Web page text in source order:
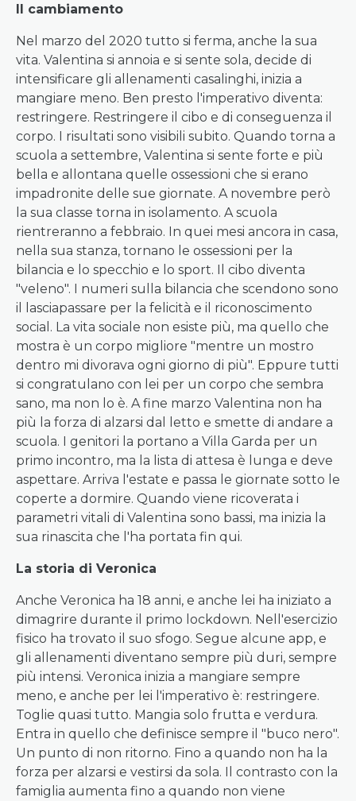
Il cambiamento
Nel marzo del 2020 tutto si ferma, anche la sua
vita. Valentina si annoia e si sente sola, decide di
intensificare gli allenamenti casalinghi, inizia a
mangiare meno. Ben presto l'imperativo diventa:
restringere. Restringere il cibo e di conseguenza il
corpo. I risultati sono visibili subito. Quando torna a
scuola a settembre, Valentina si sente forte e più
bella e allontana quelle ossessioni che si erano
impadronite delle sue giornate. A novembre però
la sua classe torna in isolamento. A scuola
rientreranno a febbraio. In quei mesi ancora in casa,
nella sua stanza, tornano le ossessioni per la
bilancia e lo specchio e lo sport. Il cibo diventa
"veleno". I numeri sulla bilancia che scendono sono
il lasciapassare per la felicità e il riconoscimento
social. La vita sociale non esiste più, ma quello che
mostra è un corpo migliore "mentre un mostro
dentro mi divorava ogni giorno di più". Eppure tutti
si congratulano con lei per un corpo che sembra
sano, ma non lo è. A fine marzo Valentina non ha
più la forza di alzarsi dal letto e smette di andare a
scuola. I genitori la portano a Villa Garda per un
primo incontro, ma la lista di attesa è lunga e deve
aspettare. Arriva l'estate e passa le giornate sotto le
coperte a dormire. Quando viene ricoverata i
parametri vitali di Valentina sono bassi, ma inizia la
sua rinascita che l'ha portata fin qui.
La storia di Veronica
Anche Veronica ha 18 anni, e anche lei ha iniziato a
dimagrire durante il primo lockdown. Nell'esercizio
fisico ha trovato il suo sfogo. Segue alcune app, e
gli allenamenti diventano sempre più duri, sempre
più intensi. Veronica inizia a mangiare sempre
meno, e anche per lei l'imperativo è: restringere.
Toglie quasi tutto. Mangia solo frutta e verdura.
Entra in quello che definisce sempre il "buco nero".
Un punto di non ritorno. Fino a quando non ha la
forza per alzarsi e vestirsi da sola. Il contrasto con la
famiglia aumenta fino a quando non viene